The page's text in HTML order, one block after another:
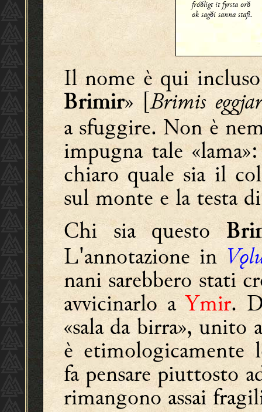
fróðligt it fyrsta orð
ok sagði sanna stafi.
Il nome è qui
Brimir» [Brimis eggjar
a sfuggire. Non è
impugna tale
chiaro quale sia il
sul monte e la testa
Chi sia questo
L'annotazione in
nani sarebbero stati
avvicinarlo aYmir.
«sala da birra»,
è etimologicamente
fa pensare piuttosto
rimangono assai